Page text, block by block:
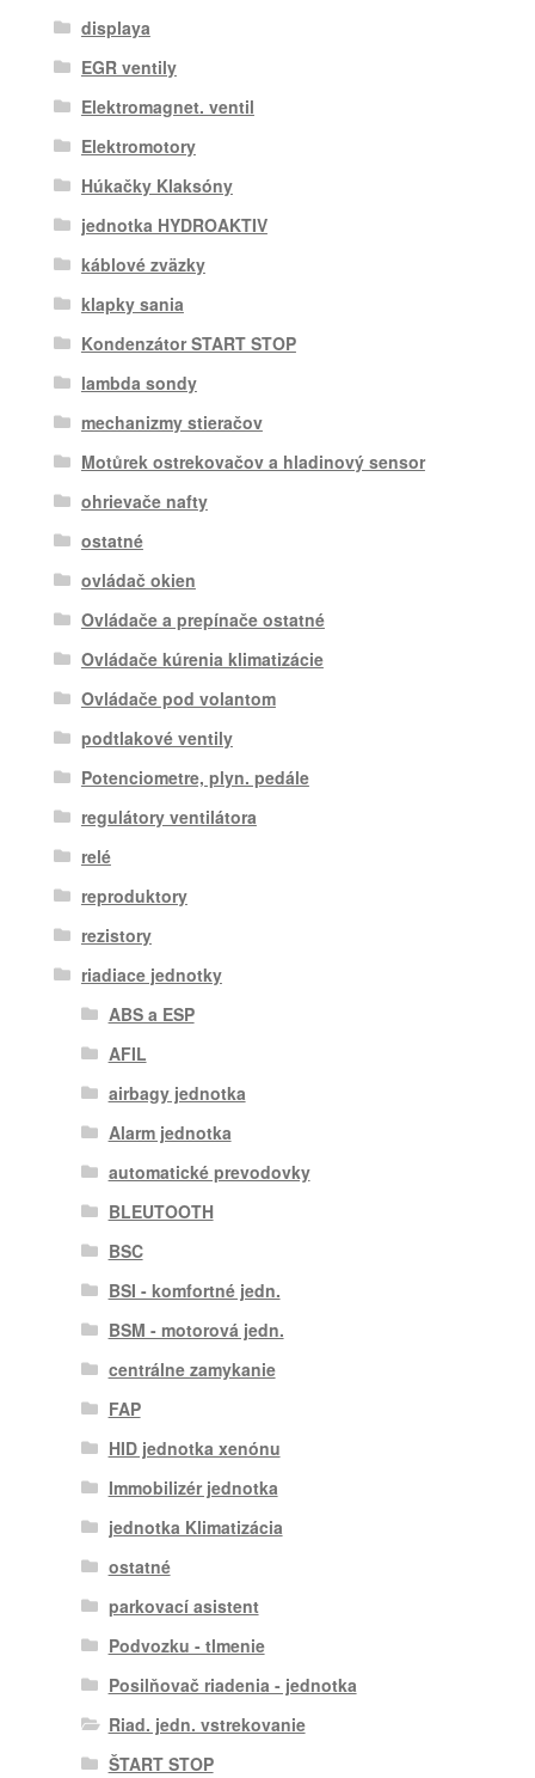
displaya
EGR ventily
Elektromagnet. ventil
Elektromotory
Húkačky Klaksóny
jednotka HYDROAKTIV
káblové zväzky
klapky sania
Kondenzátor START STOP
lambda sondy
mechanizmy stieračov
Motůrek ostrekovačov a hladinový sensor
ohrievače nafty
ostatné
ovládač okien
Ovládače a prepínače ostatné
Ovládače kúrenia klimatizácie
Ovládače pod volantom
podtlakové ventily
Potenciometre, plyn. pedále
regulátory ventilátora
relé
reproduktory
rezistory
riadiace jednotky
ABS a ESP
AFIL
airbagy jednotka
Alarm jednotka
automatické prevodovky
BLEUTOOTH
BSC
BSI - komfortné jedn.
BSM - motorová jedn.
centrálne zamykanie
FAP
HID jednotka xenónu
Immobilizér jednotka
jednotka Klimatizácia
ostatné
parkovací asistent
Podvozku - tlmenie
Posilňovač riadenia - jednotka
Riad. jedn. vstrekovanie
ŠTART STOP